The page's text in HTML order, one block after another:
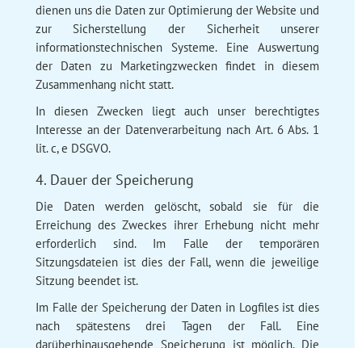
dienen uns die Daten zur Optimierung der Website und
zur Sicherstellung der Sicherheit unserer
informationstechnischen Systeme. Eine Auswertung
der Daten zu Marketingzwecken findet in diesem
Zusammenhang nicht statt.
In diesen Zwecken liegt auch unser berechtigtes
Interesse an der Datenverarbeitung nach Art. 6 Abs. 1
lit. c, e DSGVO.
4. Dauer der Speicherung
Die Daten werden gelöscht, sobald sie für die
Erreichung des Zweckes ihrer Erhebung nicht mehr
erforderlich sind. Im Falle der temporären
Sitzungsdateien ist dies der Fall, wenn die jeweilige
Sitzung beendet ist.
Im Falle der Speicherung der Daten in Logfiles ist dies
nach spätestens drei Tagen der Fall. Eine
darüberhinausgehende Speicherung ist möglich. Die